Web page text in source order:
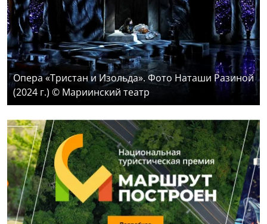
Опера «Тристан и Изольда». Фото Наташи Разиной
(2024 г.) © Мариинский театр